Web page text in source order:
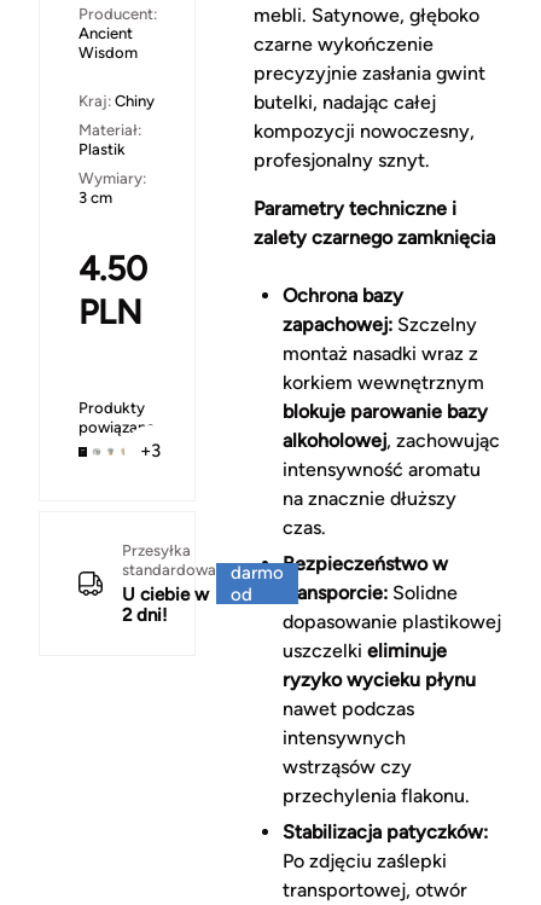
Producent:
Ancient
Wisdom
Kraj: Chiny
Materiał:
Plastik
Wymiary:
3 cm
4.50
PLN
Produkty
powiązane
+3
Przesyłka
standardowa
U ciebie w
2 dni!
darmo
od
mebli. Satynowe, głęboko
czarne wykończenie
precyzyjnie zasłania gwint
butelki, nadając całej
kompozycji nowoczesny,
profesjonalny sznyt.
Parametry techniczne i
zalety czarnego zamknięcia
Ochrona bazy
zapachowej:Szczelny
montaż nasadki wraz z
korkiem wewnętrznym
blokuje parowanie bazy
alkoholowej, zachowując
intensywność aromatu
na znacznie dłuższy
czas.
Bezpieczeństwo w
transporcie:Solidne
dopasowanie plastikowej
uszczelki eliminuje
ryzyko wycieku płynu
nawet podczas
intensywnych
wstrząsów czy
przechylenia flakonu.
Stabilizacja patyczków:
Po zdjęciu zaślepki
transportowej, otwór